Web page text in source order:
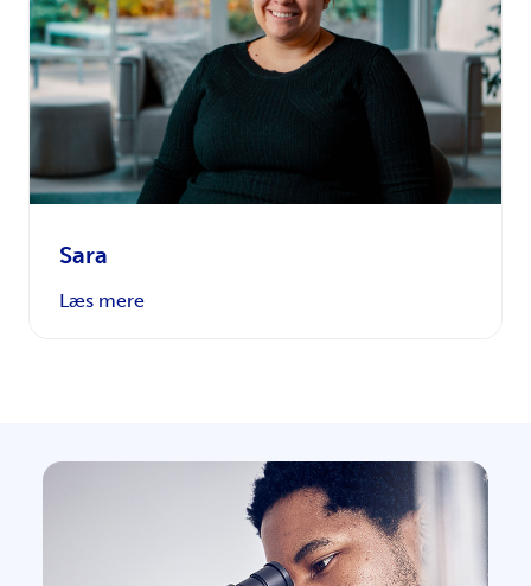
Sara
Læs mere